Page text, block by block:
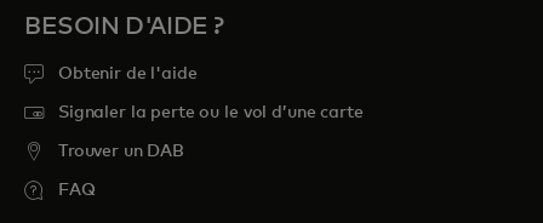
BESOIN D'AIDE ?
Obtenir de l'aide
Signaler la perte ou le vol d’une carte
Trouver un DAB
FAQ